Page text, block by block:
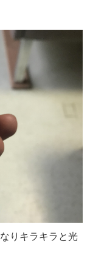
りキラキラと光